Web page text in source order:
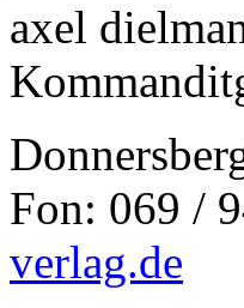
axel
Fon: 069 /
verlag.de